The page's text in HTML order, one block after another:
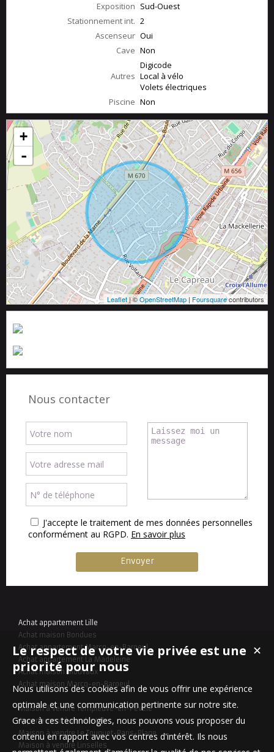
Exposition Sud-Ouest
Stationnement int. 2
Ascenseur Oui
Cave Non
Autres
Digicode
Local à vélo
Volets électriques
Piscine Non
+
-
Leaflet| ©OpenStreetMap | Foursquarecontributors
Nous contacter
J'accepte le traitement de mes données personnelles
conformément au RGPD. En savoir plus
Achat appartement Lille
Achat maison Bondues
Achat appartement Marcq-en-Baroeul
Achat appartement La Madeleine
Achat maison Mouvaux
Achat maison Marcq-en-Baroeul
Maison à vendre Templeuve-en-Pévèle
Appartement à vendre Lille
Maison à vendre Le Touquet-Paris-Plage
Maison à vendre Linselles
✕
Le respect de votre vie privée est une
priorité pour nous
Nous utilisons des cookies afin de vous offrir une expérience
optimale et une communication pertinente sur notre site.
Grace à ces technologies, nous pouvons vous proposer du
contenu en rapport avec vos centres d'intérêt. Ils nous